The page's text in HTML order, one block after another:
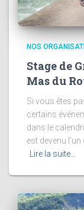
NOS
Stage de
Mas du
Si vous êtes
certains
dans le
est devenu
Lire la suite…